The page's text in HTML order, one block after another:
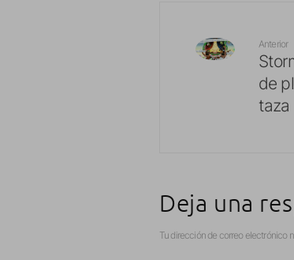
Anterior
de
taza
Deja una
Tu dirección de correo electrónico